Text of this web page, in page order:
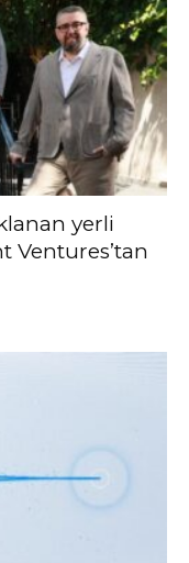
yerli
Ventures’tan